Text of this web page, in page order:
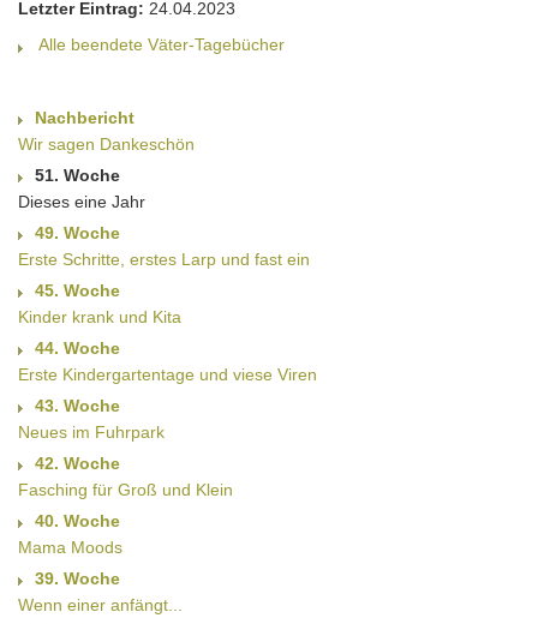
Letzter Eintrag: 24.04.2023
Alle beendete Väter-Tagebücher
Nachbericht
Wir sagen Dankeschön
51. Woche
Dieses eine Jahr
49. Woche
Erste Schritte, erstes Larp und fast ein
45. Woche
Kinder krank und Kita
44. Woche
Erste Kindergartentage und viese Viren
43. Woche
Neues im Fuhrpark
42. Woche
Fasching für Groß und Klein
40. Woche
Mama Moods
39. Woche
Wenn einer anfängt...